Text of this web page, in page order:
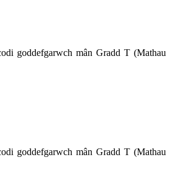
goddefgarwch mân Gradd T
goddefgarwch mân Gradd T